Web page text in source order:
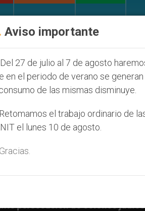
judíos que afecta a
Aviso importante
Del 27 de julio al 7 de agosto
en el periodo de verano se
de las mismas disminuye.
el trabajo ordinario de
el lunes 10 de agosto.